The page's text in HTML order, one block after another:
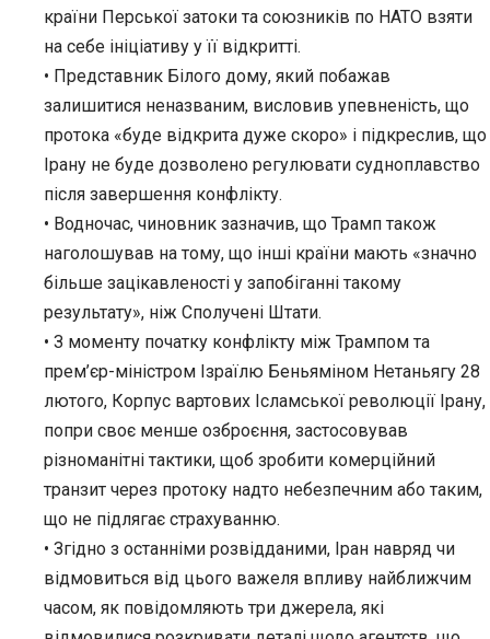
країни Перської затоки та союзників по НАТО взяти
на себе ініціативу у її відкритті.
• Представник Білого дому, який побажав
залишитися неназваним, висловив упевненість, що
протока «буде відкрита дуже скоро» і підкреслив, що
Ірану не буде дозволено регулювати судноплавство
після завершення конфлікту.
• Водночас, чиновник зазначив, що Трамп також
наголошував на тому, що інші країни мають «значно
більше зацікавленості у запобіганні такому
результату», ніж Сполучені Штати.
• З моменту початку конфлікту між Трампом та
прем’єр-міністром Ізраїлю Беньяміном Нетаньягу 28
лютого, Корпус вартових Ісламської революції Ірану,
попри своє менше озброєння, застосовував
різноманітні тактики, щоб зробити комерційний
транзит через протоку надто небезпечним або таким,
що не підлягає страхуванню.
• Згідно з останніми розвідданими, Іран навряд чи
відмовиться від цього важеля впливу найближчим
часом, як повідомляють три джерела, які